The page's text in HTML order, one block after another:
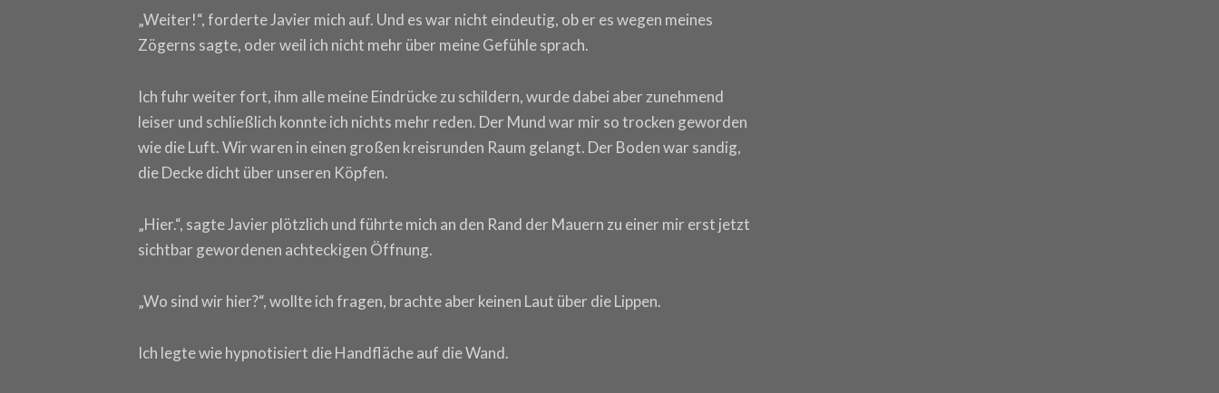
„Weiter!“, forderte Javier mich auf. Und es war nicht eindeutig, ob er es wegen meines
Zögerns sagte, oder weil ich nicht mehr über meine Gefühle sprach.
Ich fuhr weiter fort, ihm alle meine Eindrücke zu schildern, wurde dabei aber zunehmend
leiser und schließlich konnte ich nichts mehr reden. Der Mund war mir so trocken geworden
wie die Luft. Wir waren in einen großen kreisrunden Raum gelangt. Der Boden war sandig,
die Decke dicht über unseren Köpfen.
„Hier.“, sagte Javier plötzlich und führte mich an den Rand der Mauern zu einer mir erst jetzt
sichtbar gewordenen achteckigen Öffnung.
„Wo sind wir hier?“, wollte ich fragen, brachte aber keinen Laut über die Lippen.
Ich legte wie hypnotisiert die Handfläche auf die Wand.